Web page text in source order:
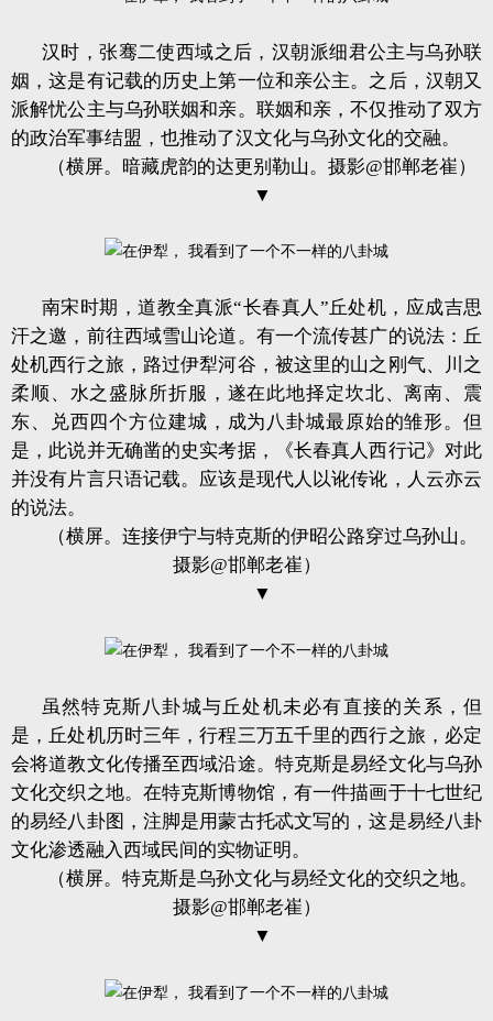
汉时，张骞二使西域之后，汉朝派细君公主与乌孙联
姻，这是有记载的历史上第一位和亲公主。之后，汉朝又
派解忧公主与乌孙联姻和亲。联姻和亲，不仅推动了双方
的政治军事结盟，也推动了汉文化与乌孙文化的交融。
（横屏。暗藏虎韵的达更别勒山。摄影@邯郸老崔）
▼
南宋时期，道教全真派“长春真人”丘处机，应成吉思
汗之邀，前往西域雪山论道。有一个流传甚广的说法：丘
处机西行之旅，路过伊犁河谷，被这里的山之刚气、川之
柔顺、水之盛脉所折服，遂在此地择定坎北、离南、震
东、兑西四个方位建城，成为八卦城最原始的雏形。但
是，此说并无确凿的史实考据，《长春真人西行记》对此
并没有片言只语记载。应该是现代人以讹传讹，人云亦云
的说法。
（横屏。连接伊宁与特克斯的伊昭公路穿过乌孙山。
摄影@邯郸老崔）
▼
虽然特克斯八卦城与丘处机未必有直接的关系，但
是，丘处机历时三年，行程三万五千里的西行之旅，必定
会将道教文化传播至西域沿途。特克斯是易经文化与乌孙
文化交织之地。在特克斯博物馆，有一件描画于十七世纪
的易经八卦图，注脚是用蒙古托忒文写的，这是易经八卦
文化渗透融入西域民间的实物证明。
（横屏。特克斯是乌孙文化与易经文化的交织之地。
摄影@邯郸老崔）
▼